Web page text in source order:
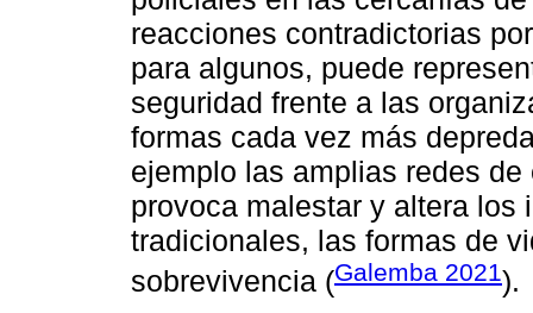
reacciones contradictorias
para algunos, puede
seguridad frente a las
formas cada vez más
ejemplo las amplias redes
provoca malestar y altera los
tradicionales, las formas de
sobrevivencia (Galemba 2021).